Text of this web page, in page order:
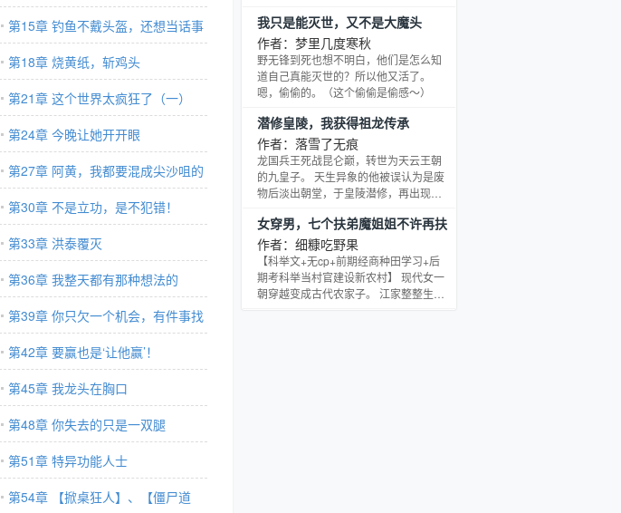
第15章 钓鱼不戴头盔，还想当话事
人？
第18章 烧黄纸，斩鸡头
第21章 这个世界太疯狂了（一）
第24章 今晚让她开开眼
第27章 阿黄，我都要混成尖沙咀的
老大了！
第30章 不是立功，是不犯错！
第33章 洪泰覆灭
第36章 我整天都有那种想法的
第39章 你只欠一个机会，有件事找
你帮忙
第42章 要赢也是‘让他赢’！
第45章 我龙头在胸口
第48章 你失去的只是一双腿
第51章 特异功能人士
第54章 【掀桌狂人】、【僵尸道
2、对异性吸引小幅增加3、技能：ERP
企业资
核心 “飞升协议”还在正常运转，并和这
个奇怪的世界发生了一点小小的化学反
应。 “不管是诡还是恶灵，我要把你们都
变成我的义体。” “你的恶灵化能变身成
吸血鬼是不错，但我这边是赛博坦星
心理病，恶异恶魂，认知武装，灵魂之
井……认知决
我只是能灭世，又不是大魔头
作者：梦里几度寒秋
野无锋到死也想不明白，他们是怎么知
道自己真能灭世的？所以他又活了。
嗯，偷偷的。（这个偷偷是偷感～）
潜修皇陵，我获得祖龙传承
作者：落雪了无痕
龙国兵王死战昆仑巅，转世为天云王朝
的九皇子。 天生异象的他被误认为是废
物后淡出朝堂，于皇陵潜修，再出现已
兽之骨打生打死的时候，云清已经开启
祖龙星藏，觉醒祖龙星魂。 上古绝迹的
宝物，我有！ 绝种的神兽精血，我有！
消失神兽天赋技，我还有！ 完成祖龙星
藏的成就任务，这些我都可以得到！ 更
女穿男，七个扶弟魔姐姐不许再扶
了
作者：细糠吃野果
【科举文+无cp+前期经商种田学习+后
期考科举当村官建设新农村】 现代女一
朝穿越变成古代农家子。 江家整整生下